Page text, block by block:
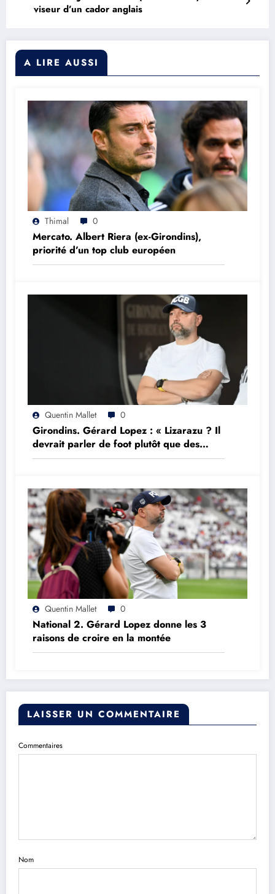
viseur d’un cador anglais
A LIRE AUSSI
Thimal 0
Mercato. Albert Riera (ex-Girondins),
priorité d’un top club européen
Quentin Mallet 0
Girondins. Gérard Lopez : « Lizarazu ? Il
devrait parler de foot plutôt que des
choses qu’il ne comprend pas »
Quentin Mallet 0
National 2. Gérard Lopez donne les 3
raisons de croire en la montée
LAISSER UN COMMENTAIRE
Commentaires
Nom